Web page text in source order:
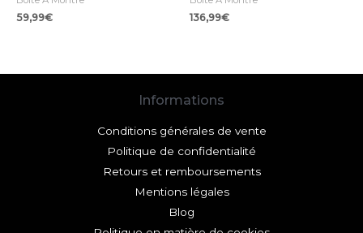
59,99€ 136,99€
Informations
Conditions générales de vente
Politique de confidentialité
Retours et remboursements
Mentions légales
Blog